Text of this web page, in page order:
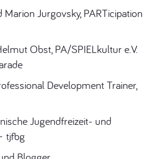
Jurgovsky, PARTicipation
Obst, PA/SPIELkultur e.V.
Development Trainer,
Jugendfreizeit- und
tjfbg